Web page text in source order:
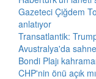
Gazeteci Çiğdem
anlatıyor
Transatlantik:
Avustralya'da
Bondi Plajı
CHP'nin önü açık